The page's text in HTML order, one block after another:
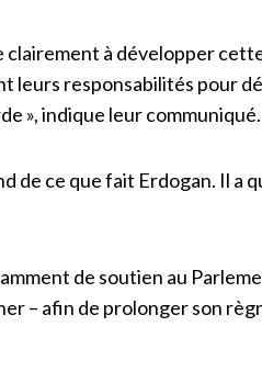
clairement à développer
leurs responsabilités pour
», indique leur communiqué.
de ce que fait Erdogan. Il a
de soutien au
– afin de prolonger son